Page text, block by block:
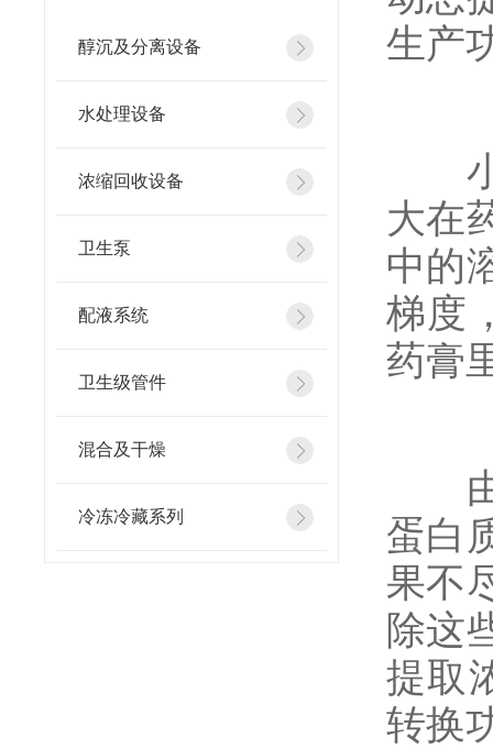
生产
小
大在
中的
梯度
药膏
由
蛋白
果不
除这
提取
转换
醇沉及分离设备
水处理设备
浓缩回收设备
卫生泵
配液系统
卫生级管件
混合及干燥
冷冻冷藏系列